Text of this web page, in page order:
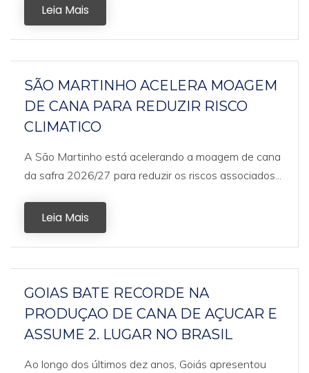
Leia Mais
SÃO MARTINHO ACELERA MOAGEM
DE CANA PARA REDUZIR RISCO
CLIMATICO
A São Martinho está acelerando a moagem de cana
da safra 2026/27 para reduzir os riscos associados...
Leia Mais
GOIAS BATE RECORDE NA
PRODUÇAO DE CANA DE AÇUCAR E
ASSUME 2. LUGAR NO BRASIL
Ao longo dos últimos dez anos, Goiás apresentou